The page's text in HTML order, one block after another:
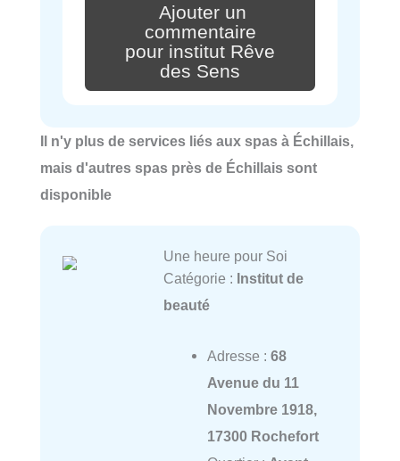
Ajouter un
commentaire
pour institut Rêve
des Sens
Il n'y plus de services liés aux spas à Échillais,
mais d'autres spas près de Échillais sont
disponible
Une heure pour Soi
Catégorie : Institut de
beauté
Adresse : 68
Avenue du 11
Novembre 1918,
17300 Rochefort